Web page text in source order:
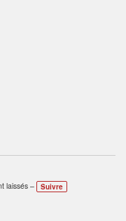
laissés –
Suivre